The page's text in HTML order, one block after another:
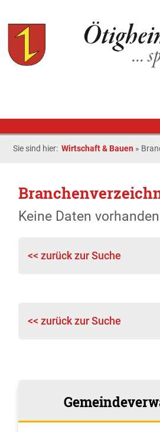
Sie sind hier:Wirtschaft & Bauen »
Keine Daten vorhanden
<< zurück zur Suche
<< zurück zur Suche